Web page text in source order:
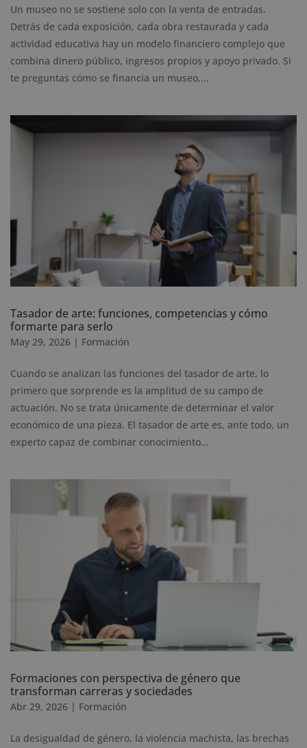
Un museo no se sostiene solo con la venta de entradas.
Detrás de cada exposición, cada obra restaurada y cada
actividad educativa hay un modelo financiero complejo que
combina dinero público, ingresos propios y apoyo privado. Si
te preguntas cómo se financia un museo,...
Tasador de arte: funciones, competencias y cómo
formarte para serlo
May 29, 2026 | Formación
Cuando se analizan las funciones del tasador de arte, lo
primero que sorprende es la amplitud de su campo de
actuación. No se trata únicamente de determinar el valor
económico de una pieza. El tasador de arte es, ante todo, un
experto capaz de combinar conocimiento...
Formaciones con perspectiva de género que
transforman carreras y sociedades
Abr 29, 2026 | Formación
La desigualdad de género, la violencia machista, las brechas